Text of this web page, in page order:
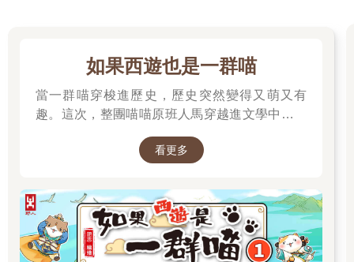
是很重要）坐在河畔，陷入了沉思。剛剛說的肩頭重擔，也就是
「女性和小說」這個會激起各種偏見和情緒的題目，壓得我抬不
起頭來。左右兩旁的不知名灌木叢，金黃與熾紅相互輝映，光燦
鮮明，宛如被火舌灼燒過般閃亮。對岸的楊柳長年垂泣著輓歌，
的樹木，大學生划槳，河面倒影被輕舟劃破，但隨即又聚攏在了
一塊，仿若無人曾經到訪。在這裡，人們會忘了時間的流逝，逕
情，如千絲萬縷般垂入河水之中，在水草與倒影間輕輕搖擺，分
秒不歇，任由河水將其托舉、淹沒，直到……你知道的，那微微
地一拽，一個念頭忽然閃現在線頭，正小心翼翼地拉扯，輕輕巧
巧地放下？哎呀，我這躺在草地上的思緒，看起來真是無足輕重
如果西遊也是一群喵
當一群喵穿梭進歷史，歷史突然變得又萌又有
趣。這次，整團喵喵原班人馬穿越進文學中，開
看更多